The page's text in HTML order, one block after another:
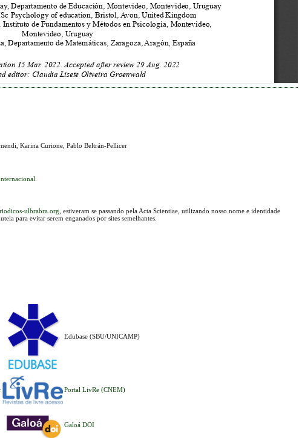
Karina Curione, Pablo Beltrán-Pellicer
ulbrabra.org , estiveram se passando pela Acta Scientiae, utilizando nosso nome e identidade
para evitar serem enganados por sites semelhantes.
Edubase (SBU/UNICAMP)
Portal LivRe (CNEM)
Galoá DOI